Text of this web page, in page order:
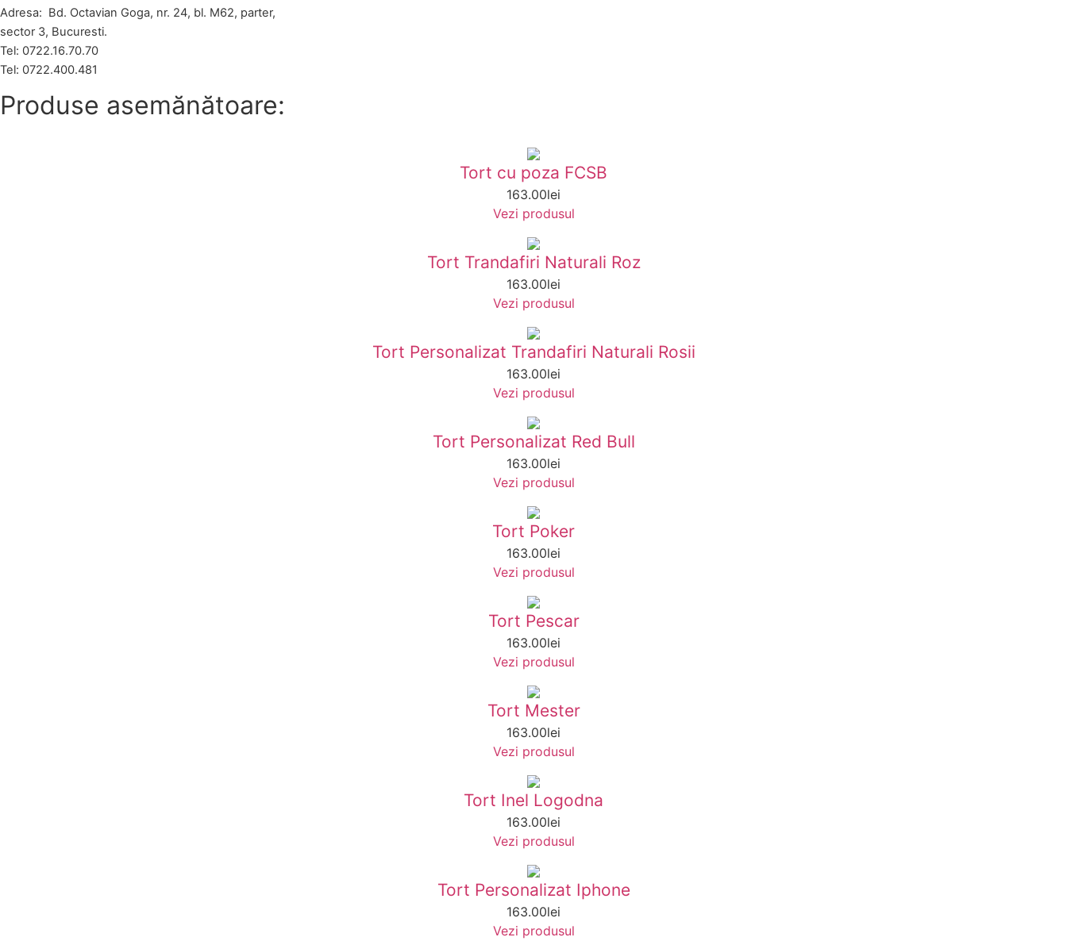
Adresa: Bd. Octavian Goga, nr. 24, bl. M62, parter,
sector 3, Bucuresti.
Tel: 0722.16.70.70
Tel: 0722.400.481
Produse asemănătoare:
Tort cu poza FCSB
163.00lei
Vezi produsul
Tort Trandafiri Naturali Roz
163.00lei
Vezi produsul
Tort Personalizat Trandafiri Naturali Rosii
163.00lei
Vezi produsul
Tort Personalizat Red Bull
163.00lei
Vezi produsul
Tort Poker
163.00lei
Vezi produsul
Tort Pescar
163.00lei
Vezi produsul
Tort Mester
163.00lei
Vezi produsul
Tort Inel Logodna
163.00lei
Vezi produsul
Tort Personalizat Iphone
163.00lei
Vezi produsul